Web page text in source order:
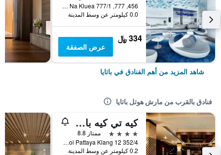
456, 777, 777/1 M.6 Na Kluea, باتايا, تايلاند
0.0 كيلومتر عن وسط المدينة
334 ﷼
عرض الصفقة
شاهد المزيد من أهم الفنادق في باتايا
فنادق بالقرب من مارش هوتل باتايا
كيه تي كيه باتايا هوتل آند ريزيدنس
4 نجوم
ممتاز 8.8
352/4 Moo 9, Soi Pattaya Klang 12, باتايا, تايلاند
0.2 كيلومتر عن وسط المدينة